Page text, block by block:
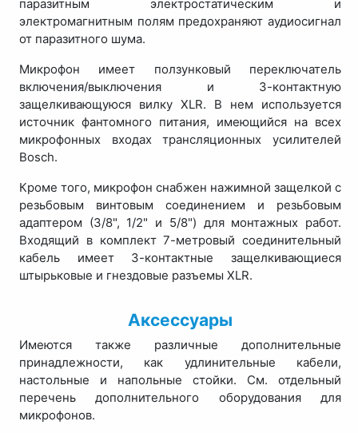
паразитным электростатическим и
электромагнитным полям предохраняют аудиосигнал
от паразитного шума.
Микрофон имеет ползунковый переключатель
включения/выключения и 3-контактную
защелкивающуюся вилку XLR. В нем используется
источник фантомного питания, имеющийся на всех
микрофонных входах трансляционных усилителей
Bosch.
Кроме того, микрофон снабжен нажимной защелкой с
резьбовым винтовым соединением и резьбовым
адаптером (3/8", 1/2" и 5/8") для монтажных работ.
Входящий в комплект 7-метровый соединительный
кабель имеет 3-контактные защелкивающиеся
штырьковые и гнездовые разъемы XLR.
Аксессуары
Имеются также различные дополнительные
принадлежности, как удлинительные кабели,
настольные и напольные стойки. См. отдельный
перечень дополнительного оборудования для
микрофонов.